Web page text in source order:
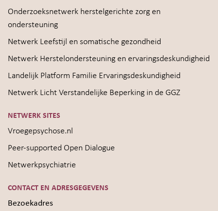
Onderzoeksnetwerk herstelgerichte zorg en
ondersteuning
Netwerk Leefstijl en somatische gezondheid
Netwerk Herstelondersteuning en ervaringsdeskundigheid
Landelijk Platform Familie Ervaringsdeskundigheid
Netwerk Licht Verstandelijke Beperking in de GGZ
NETWERK SITES
Vroegepsychose.nl
Peer-supported Open Dialogue
Netwerkpsychiatrie
CONTACT EN ADRESGEGEVENS
Bezoekadres